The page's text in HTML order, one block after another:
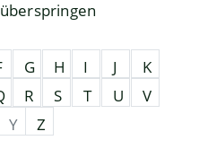
G H I J
K
R S T U
V
Y
Z